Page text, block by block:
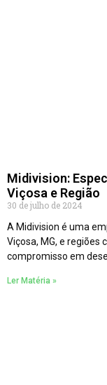
Midivision:
Viçosa e Região
30 de julho de 2024
A Midivision é uma
Viçosa, MG, e regiões
compromisso em
Ler Matéria »